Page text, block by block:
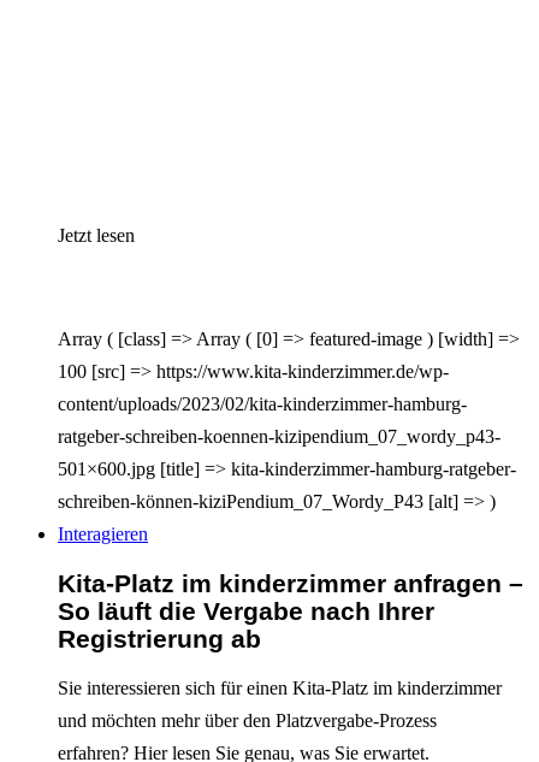
Jetzt lesen
Array ( [class] => Array ( [0] => featured-image ) [width] =>
100 [src] => https://www.kita-kinderzimmer.de/wp-
content/uploads/2023/02/kita-kinderzimmer-hamburg-
ratgeber-schreiben-koennen-kizipendium_07_wordy_p43-
501×600.jpg [title] => kita-kinderzimmer-hamburg-ratgeber-
schreiben-können-kiziPendium_07_Wordy_P43 [alt] => )
Interagieren
Kita-Platz im kinderzimmer anfragen –
So läuft die Vergabe nach Ihrer
Registrierung ab
Sie interessieren sich für einen Kita-Platz im kinderzimmer
und möchten mehr über den Platzvergabe-Prozess
erfahren? Hier lesen Sie genau, was Sie erwartet.